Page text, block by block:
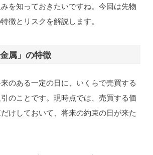
を知っておきたいですね。今回は先物
徴とリスクを解説します。
属」の特徴
のある一定の日に、いくらで売買する
のことです。現時点では、売買する価
けしておいて、将来の約束の日が来た